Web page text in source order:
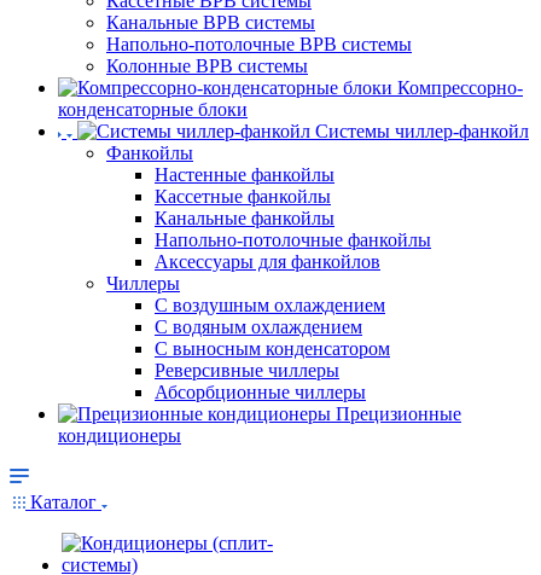
Канальные ВРВ системы
Напольно-потолочные ВРВ системы
Колонные ВРВ системы
Компрессорно-
конденсаторные блоки
Системы чиллер-фанкойл
Фанкойлы
Настенные фанкойлы
Кассетные фанкойлы
Канальные фанкойлы
Напольно-потолочные фанкойлы
Аксессуары для фанкойлов
Чиллеры
С воздушным охлаждением
С водяным охлаждением
С выносным конденсатором
Реверсивные чиллеры
Абсорбционные чиллеры
Прецизионные
кондиционеры
Каталог